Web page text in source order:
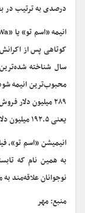
درصدی به ترتیب
انیمه «اسم تو» یا «
سال شناخته
۲۸۹ میلیون
یعنی ۱۹۲.۵ میلیون دلار در ژاپن بود.
انیمیشن «اسم تو»،
نوجوانان علاقه‌مند
منبع: مهر